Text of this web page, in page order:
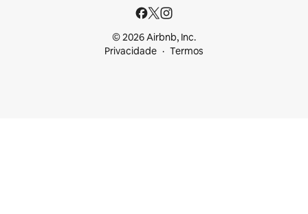
© 2026 Airbnb, Inc.
Privacidade
Termos